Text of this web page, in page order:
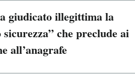
giudicato illegittima la
che preclude ai
all’anagrafe